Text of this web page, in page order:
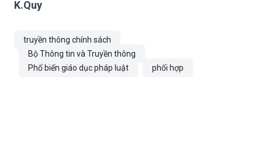
truyền thông chính sách
Phổ biến giáo dục pháp luật